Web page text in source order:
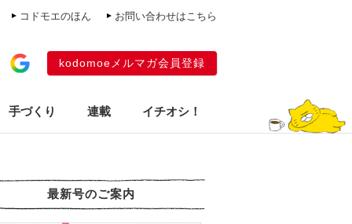
コドモエのほん お問い合わせはこちら
kodomoeメルマガ会員登録
手づくり 連載 イチオシ！
最新号のご案内